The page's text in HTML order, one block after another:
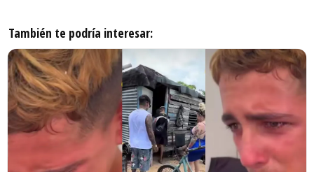
También te podría interesar: